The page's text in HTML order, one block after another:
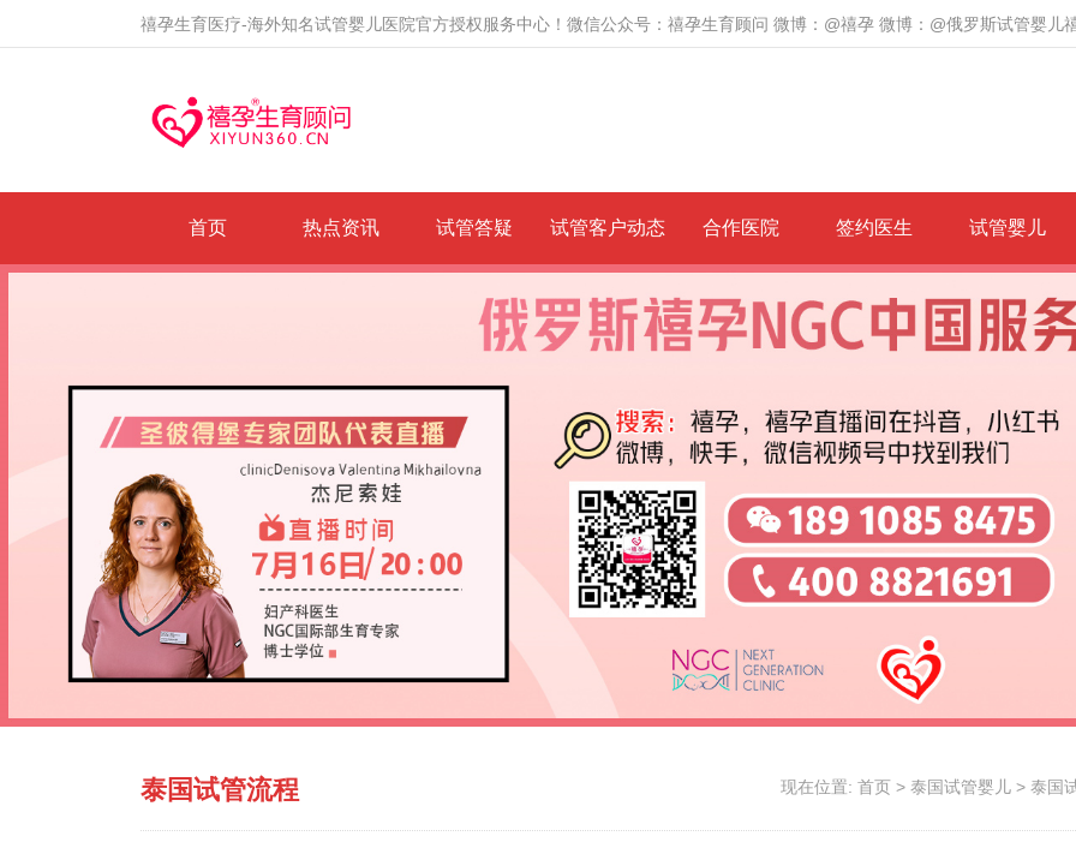
禧孕生育医疗-海外知名试管婴儿医院官方授权服务中心！微信公众号：禧孕生育顾问 微博：@禧孕 微博：@俄罗斯试管婴儿
首页 热点资讯 试管答疑 试管客户动态 合作医院 签约医生 试管婴儿
泰国试管流程 现在位置: 首页 > 泰国试管婴儿 > 泰国